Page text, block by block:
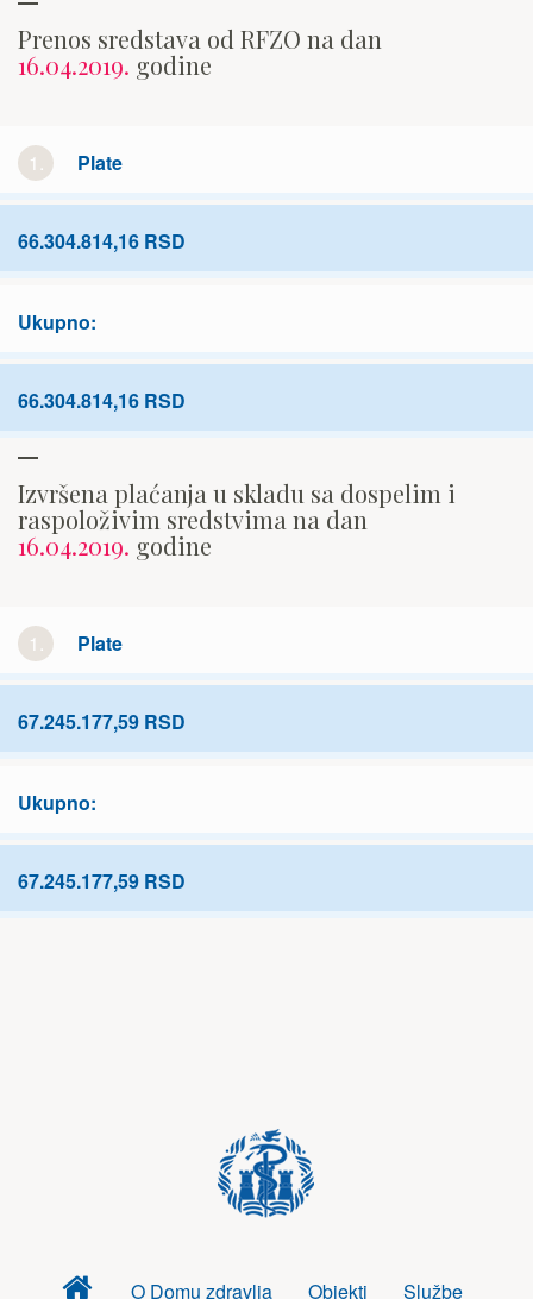
Prenos sredstava od RFZO na dan
16.04.2019. godine
1. Plate
66.304.814,16 RSD
Ukupno:
66.304.814,16 RSD
Izvršena plaćanja u skladu sa dospelim i
raspoloživim sredstvima na dan
16.04.2019. godine
1. Plate
67.245.177,59 RSD
Ukupno:
67.245.177,59 RSD
Dom O Domu zdravlja Objekti Službe